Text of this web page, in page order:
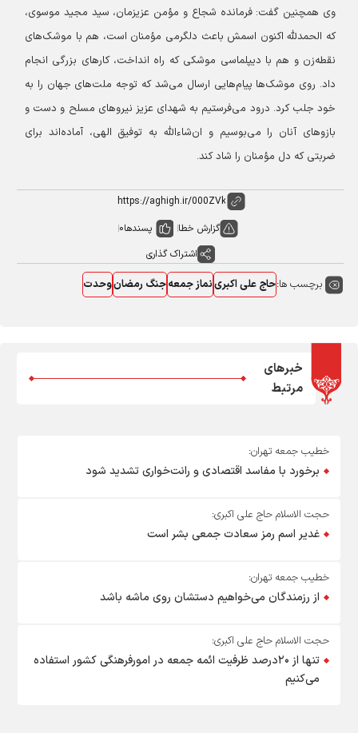
وی همچنین گفت: فرمانده شجاع و مؤمن عزیزمان، سید مجید موسوی،
که الحمدلله اکنون اسمش باعث دلگرمی مؤمنان است، هم با موشک‌های
نقطه‌زن و هم با دیپلماسی موشکی که راه انداخت، کارهای بزرگی انجام
داد. روی موشک‌ها پیام‌هایی ارسال می‌شد که توجه ملت‌های جهان را به
خود جلب کرد. درود می‌فرستیم به شهدای عزیز نیروهای مسلح و دست و
بازوهای آنان را می‌بوسیم و ان‌شاءالله به توفیق الهی، آماده‌اند برای
ضربتی که دل مؤمنان را شاد کند.
گزارش خطا پسندها0
اشتراک گذاری
برچسب ها:حاج علی اکبرینماز جمعهجنگ رمضانوحدت
خبرهای
مرتبط
خطیب جمعه تهران:
برخورد با مفاسد اقتصادی و رانت‌خواری تشدید شود
حجت الاسلام حاج علی اکبری:
غدیر اسم رمز سعادت جمعی بشر است
خطیب جمعه تهران:
از رزمندگان می‌خواهیم دستشان روی ماشه باشد
حجت الاسلام حاج علی اکبری:
تنها از ۲۰درصد ظرفیت ائمه جمعه در امورفرهنگی کشور استفاده
می‌کنیم